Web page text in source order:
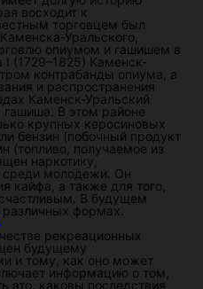
восходит к
торговцем был
Уральского,
опиумом и гашишем в
I (1729–1825) Каменск-
контрабанды опиума, а
и распространения
Каменск-Уральский
гашиша. В этом районе
крупных керосиновых
бензин (побочный продукт
(топливо, получаемое из
наркотику,
среди молодежи. Он
кайфа, а также для того,
В будущем
формах.
рекреационных
будущему
и тому, как оно может
информацию о том,
это, каковы последствия